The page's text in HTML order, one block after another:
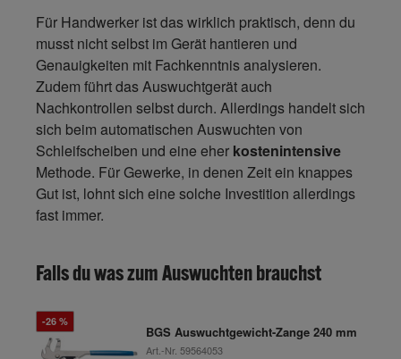
Für Handwerker ist das wirklich praktisch, denn du
musst nicht selbst im Gerät hantieren und
Genauigkeiten mit Fachkenntnis analysieren.
Zudem führt das Auswuchtgerät auch
Nachkontrollen selbst durch. Allerdings handelt sich
sich beim automatischen Auswuchten von
Schleifscheiben und eine eher kostenintensive
Methode. Für Gewerke, in denen Zeit ein knappes
Gut ist, lohnt sich eine solche Investition allerdings
fast immer.
Falls du was zum Auswuchten brauchst
-26 %
BGS Auswuchtgewicht-Zange 240 mm
Art.-Nr. 59564053